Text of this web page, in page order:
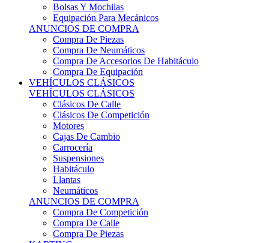
Habitáculo
Llantas
Neumáticos
ANUNCIOS DE COMPRA
Compra De Competición
Compra De Calle
Compra De Piezas
KARTING
KARTING
Karts Completos Alevín
Karts Completos Cadete
Karts Completos Junior
Karts Completos Senior
Superkart
Karts Completos Hobbye
Remolques
PIEZAS Y EQUIPACIONES
Mecanica
Chasis Y Repuestos
Frenos
Llantas
Neumáticos